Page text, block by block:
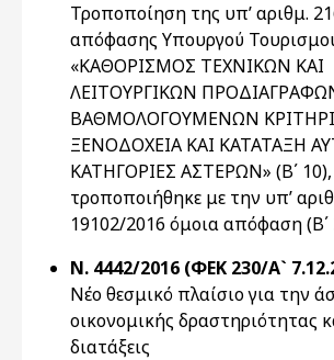
Τροποποίηση της υπ’ αριθμ.
απόφασης Υπουργού
«ΚΑΘΟΡΙΣΜΟΣ ΤΕΧΝΙΚΩΝ ΚΑΙ
ΛΕΙΤΟΥΡΓΙΚΩΝ
ΒΑΘΜΟΛΟΓΟΥΜΕΝΩΝ
ΞΕΝΟΔΟΧΕΙΑ ΚΑΙ ΚΑΤΑΤΑΞΗ
ΚΑΤΗΓΟΡΙΕΣ ΑΣΤΕΡΩΝ» (Β΄
τροποποιήθηκε με την υπ’
19102/2016 όμοια απόφαση (Β΄
Ν. 4442/2016 (ΦΕΚ 230/Α`
Νέο θεσμικό πλαίσιο για την
οικονομικής δραστηριότητας
διατάξεις